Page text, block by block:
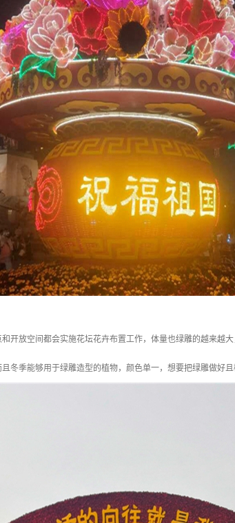
开放空间都会实施花坛花卉布置工作，体量也绿雕的越来越
冬季能够用于绿雕造型的植物，颜色单一，想要把绿雕做好且